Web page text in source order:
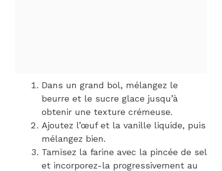
Dans un grand bol, mélangez le
beurre et le sucre glace jusqu’à
obtenir une texture crémeuse.
Ajoutez l’œuf et la vanille liquide, puis
mélangez bien.
Tamisez la farine avec la pincée de sel
et incorporez-la progressivement au